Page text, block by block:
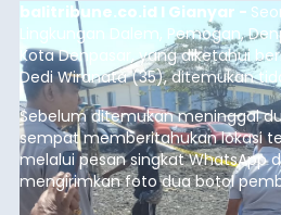
balitribune.co.id I Gianyar -
Lingkungan Dalem, Pemogan,
Kota Denpasar, yang diketahui
Dedi Wiranata (35), ditemukan
pesisir Pantai Purnama, Sukawati.
Sebelum ditemukan meninggal
sempat memberitahukan lokasi
melalui pesan singkat WhatsApp
mengirimkan foto dua botol
istrinya.